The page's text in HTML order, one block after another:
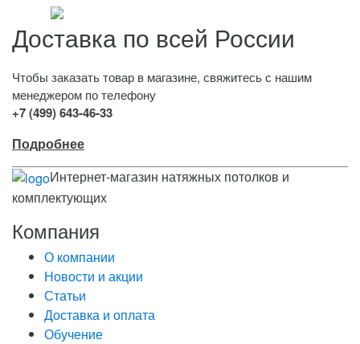
Доставка по всей России
Чтобы заказать товар в магазине, свяжитесь с нашим
менеджером по телефону
+7 (499) 643-46-33
Подробнее
Интернет-магазин натяжных потолков и
комплектующих
Компания
О компании
Новости и акции
Статьи
Доставка и оплата
Обучение